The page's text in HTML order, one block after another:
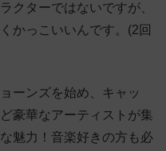
クターではないですが、
かっこいいんです。(2回
ーンズを始め、キャッ
豪華なアーティストが集
魅力！音楽好きの方も必